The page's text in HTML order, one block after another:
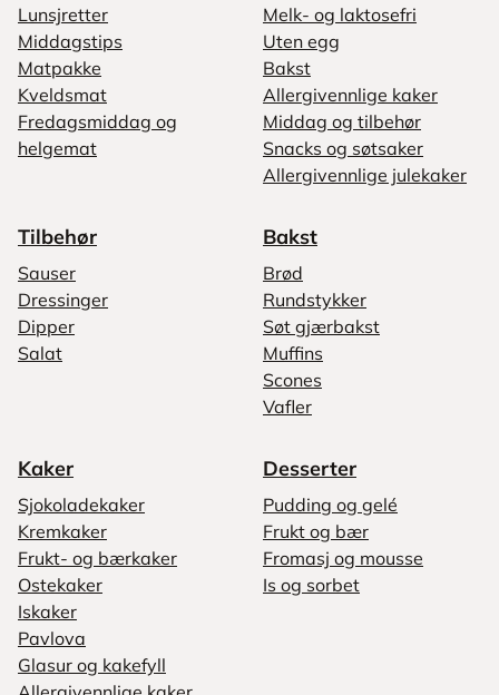
Lunsjretter
Middagstips
Matpakke
Kveldsmat
Fredagsmiddag og
helgemat
Melk- og laktosefri
Uten egg
Bakst
Allergivennlige kaker
Middag og tilbehør
Snacks og søtsaker
Allergivennlige julekaker
Tilbehør
Sauser
Dressinger
Dipper
Salat
Bakst
Brød
Rundstykker
Søt gjærbakst
Muffins
Scones
Vafler
Kaker
Sjokoladekaker
Kremkaker
Frukt- og bærkaker
Ostekaker
Iskaker
Pavlova
Glasur og kakefyll
Desserter
Pudding og gelé
Frukt og bær
Fromasj og mousse
Is og sorbet